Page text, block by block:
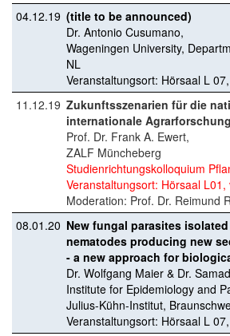
04.12.19 (title to be announced)
Dr. Antonio Cusumano,
Wageningen University,
NL
Veranstaltungsort: Hörsaal L
11.12.19 Zukunftsszenarien für die
internationale Agrarforschung
Prof. Dr. Frank A. Ewert,
ZALF Müncheberg
Studienrichtungskolloquium
Veranstaltungsort: Hörsaal
Moderation: Prof. Dr. Reimund
08.01.20 New fungal parasites
nematodes producing new
- a new approach for
Dr. Wolfgang Maier & Dr.
Institute for Epidemiology and
Julius-Kühn-Institut,
Veranstaltungsort: Hörsaal L